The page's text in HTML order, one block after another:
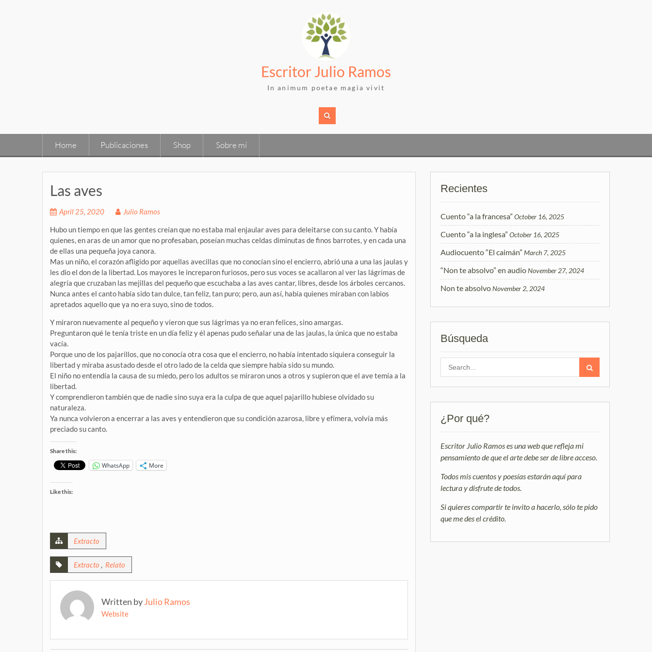
Escritor Julio Ramos
In animum poetae magia vivit
Home Publicaciones Shop Sobre mí
Las aves
April 25, 2020 Julio Ramos
Hubo un tiempo en que las gentes creían que no estaba mal enjaular aves para deleitarse con su canto. Y había
quienes, en aras de un amor que no profesaban, poseían muchas celdas diminutas de finos barrotes, y en cada una
de ellas una pequeña joya canora.
Mas un niño, el corazón afligido por aquellas avecillas que no conocían sino el encierro, abrió una a una las jaulas y
les dio el don de la libertad. Los mayores le increparon furiosos, pero sus voces se acallaron al ver las lágrimas de
alegría que cruzaban las mejillas del pequeño que escuchaba a las aves cantar, libres, desde los árboles cercanos.
Nunca antes el canto había sido tan dulce, tan feliz, tan puro; pero, aun así, había quienes miraban con labios
apretados aquello que ya no era suyo, sino de todos.
Y miraron nuevamente al pequeño y vieron que sus lágrimas ya no eran felices, sino amargas.
Preguntaron qué le tenía triste en un día feliz y él apenas pudo señalar una de las jaulas, la única que no estaba
vacía.
Porque uno de los pajarillos, que no conocía otra cosa que el encierro, no había intentado siquiera conseguir la
libertad y miraba asustado desde el otro lado de la celda que siempre había sido su mundo.
El niño no entendía la causa de su miedo, pero los adultos se miraron unos a otros y supieron que el ave temía a la
libertad.
Y comprendieron también que de nadie sino suya era la culpa de que aquel pajarillo hubiese olvidado su
naturaleza.
Ya nunca volvieron a encerrar a las aves y entendieron que su condición azarosa, libre y efímera, volvía más
preciado su canto.
Share this:
WhatsApp More
Like this:
Extracto
Extracto , Relato
Written byJulio Ramos
Website
Recientes
Cuento “a la francesa” October 16, 2025
Cuento “a la inglesa” October 16, 2025
Audiocuento “El caimán” March 7, 2025
“Non te absolvo” en audioNovember 27, 2024
Non te absolvoNovember 2, 2024
Búsqueda
¿Por qué?
Escritor Julio Ramos es una web que refleja mi
pensamiento de que el arte debe ser de libre acceso.
Todos mis cuentos y poesías estarán aquí para
lectura y disfrute de todos.
Si quieres compartir te invito a hacerlo, sólo te pido
que me des el crédito.